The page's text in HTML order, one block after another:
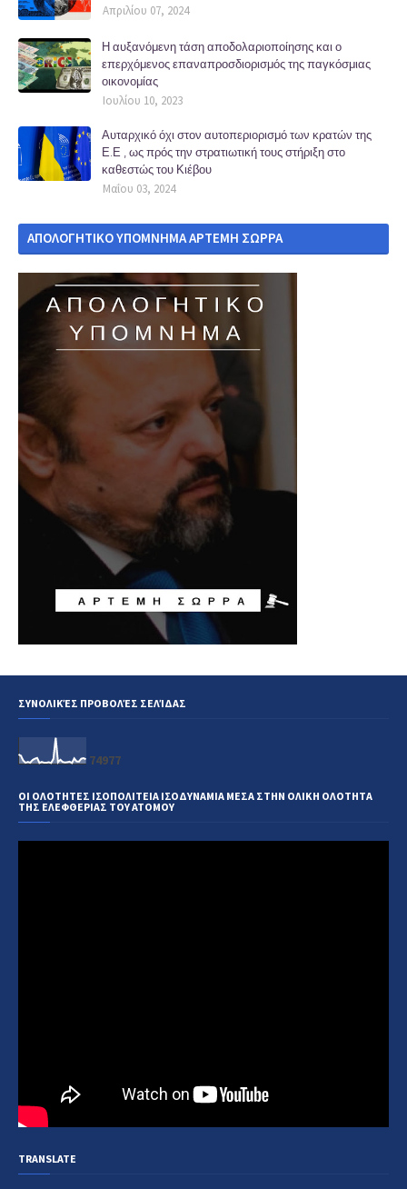
Απριλίου 07, 2024
Η αυξανόμενη τάση αποδολαριοποίησης και ο
επερχόμενος επαναπροσδιορισμός της παγκόσμιας
οικονομίας
Ιουλίου 10, 2023
Αυταρχικό όχι στον αυτοπεριορισμό των κρατών της
Ε.Ε , ως πρός την στρατιωτική τους στήριξη στο
καθεστώς του Κιέβου
Μαΐου 03, 2024
ΑΠΟΛΟΓΗΤΙΚΟ ΥΠΟΜΝΗΜΑ ΑΡΤΕΜΗ ΣΩΡΡΑ
ΣΥΝΟΛΙΚΈΣ ΠΡΟΒΟΛΈΣ ΣΕΛΊΔΑΣ
74977
ΟΙ ΟΛΟΤΗΤΕΣ ΙΣΟΠΟΛΙΤΕΙΑ ΙΣΟΔΥΝΑΜΙΑ ΜΕΣΑ ΣΤΗΝ ΟΛΙΚΗ ΟΛΟΤΗΤΑ
ΤΗΣ ΕΛΕΦΘΕΡΙΑΣ ΤΟΥ ΑΤΟΜΟΥ
TRANSLATE